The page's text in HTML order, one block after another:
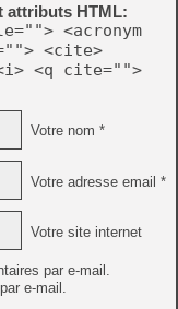
attributs HTML:
<acronym
<cite>
<q cite="">
Votre nom *
Votre adresse email *
Votre site internet
par e-mail.
e-mail.